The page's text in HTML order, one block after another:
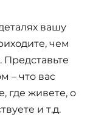
вашу
чем
Представьте
– что вас
где живете, о
и т.д.